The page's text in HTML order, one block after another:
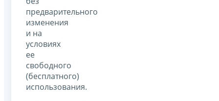
предварительного
изменения
и на
условиях
ее
свободного
(бесплатного)
использования.